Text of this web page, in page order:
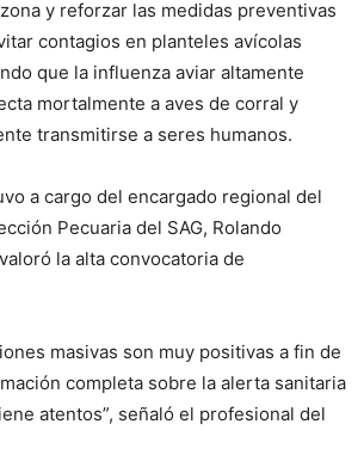
y reforzar las medidas preventivas
contagios en planteles avícolas
que la influenza aviar altamente
mortalmente a aves de corral y
transmitirse a seres humanos.
a cargo del encargado regional del
Pecuaria del SAG, Rolando
la alta convocatoria de
masivas son muy positivas a fin de
completa sobre la alerta sanitaria
atentos”, señaló el profesional del